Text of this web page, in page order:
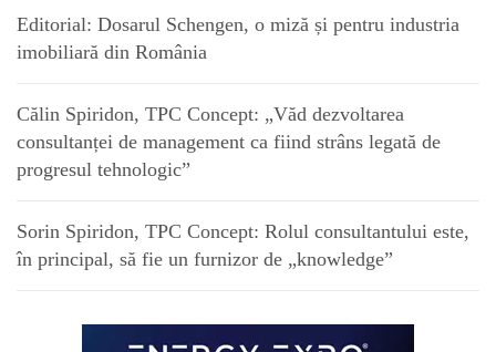
Editorial: Dosarul Schengen, o miză și pentru industria
imobiliară din România
Călin Spiridon, TPC Concept: „Văd dezvoltarea
consultanței de management ca fiind strâns legată de
progresul tehnologic”
Sorin Spiridon, TPC Concept: Rolul consultantului este,
în principal, să fie un furnizor de „knowledge”